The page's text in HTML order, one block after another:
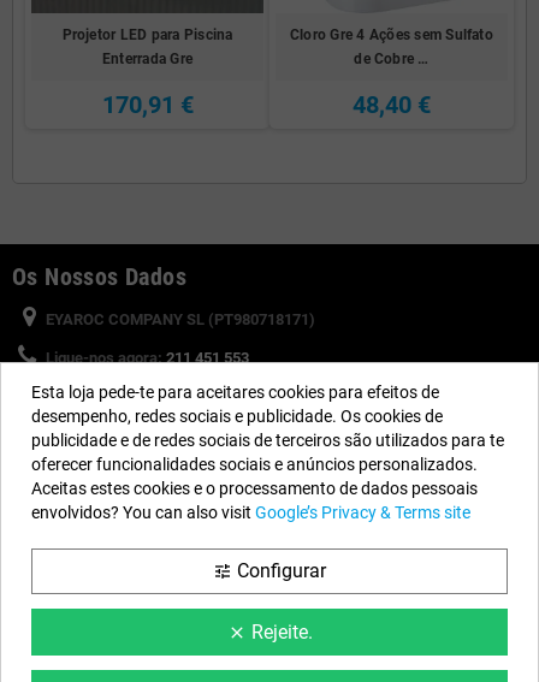
Projetor LED para Piscina
Enterrada Gre
170,91 €
Cloro Gre 4 Ações sem Sulfato
de Cobre …
48,40 €
Os Nossos Dados
EYAROC COMPANY SL (PT980718171)
Ligue-nos agora: 211 451 553
Horário:Segunda a Sexta-feira: 8:30h a 13h e 15h a 17h
Email:info@piscinasdesmontaveis.pt
Siga-nos
Esta loja pede-te para aceitares cookies para efeitos de
desempenho, redes sociais e publicidade. Os cookies de
publicidade e de redes sociais de terceiros são utilizados para te
oferecer funcionalidades sociais e anúncios personalizados.
Aceitas estes cookies e o processamento de dados pessoais
envolvidos? You can also visit Google’s Privacy & Terms site
tune Configurar
clear Rejeite.